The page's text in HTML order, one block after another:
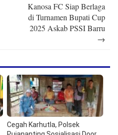
Kanosa FC Siap Berlaga
di Turnamen Bupati Cup
2025 Askab PSSI Barru
→
Cegah Karhutla, Polsek